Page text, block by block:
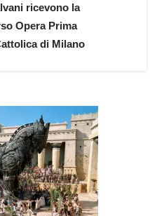
ricevono la
Opera Prima
di Milano